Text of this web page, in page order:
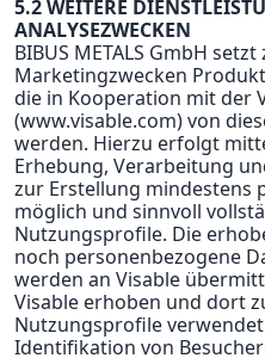
5.2 WEITERE
ANALYSEZWECKEN
BIBUS METALS GmbH
Marketingzwecken
die in Kooperation mit der
(www.visable.com) von
werden. Hierzu erfolgt
Erhebung, Verarbeitung
zur Erstellung mindestens
möglich und sinnvoll
Nutzungsprofile. Die
noch personenbezogene
werden an Visable
Visable erhoben und dort
Nutzungsprofile
Identifikation von